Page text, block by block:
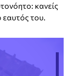
κανείς
εαυτός του.